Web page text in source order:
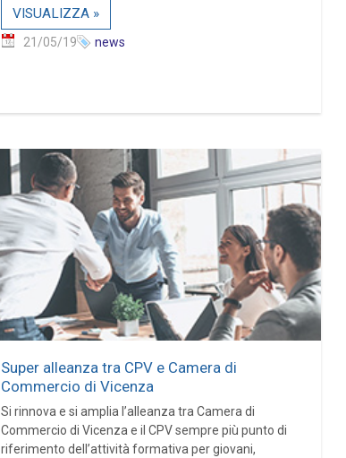
VISUALIZZA »
21/05/19 news
Super alleanza tra CPV e Camera di
Commercio di Vicenza
Si rinnova e si amplia l’alleanza tra Camera di
Commercio di Vicenza e il CPV sempre più punto di
riferimento dell’attività formativa per giovani,